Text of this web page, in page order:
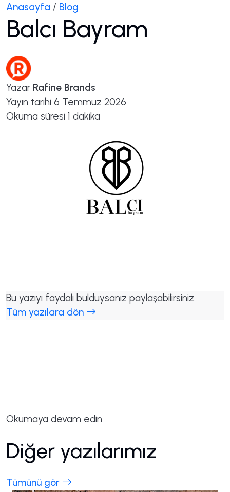
Anasayfa / Blog
Balcı Bayram
Yazar Rafine Brands
Yayın tarihi 6 Temmuz 2026
Okuma süresi 1 dakika
Bu yazıyı faydalı bulduysanız paylaşabilirsiniz.
Tüm yazılara dön
Okumaya devam edin
Diğer yazılarımız
Tümünü gör